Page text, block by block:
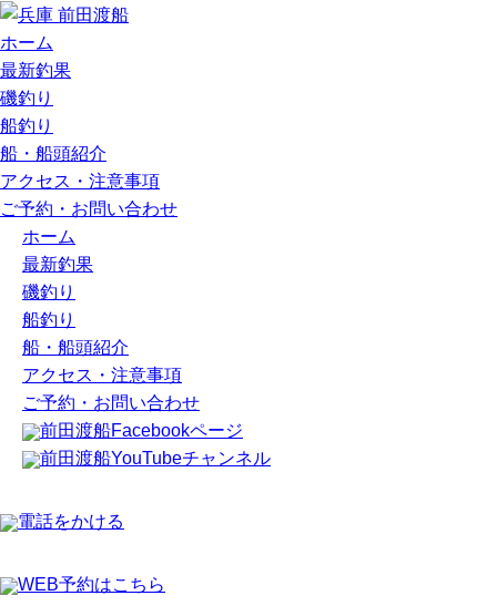
ホーム
最新釣果
磯釣り
船釣り
船・船頭紹介
アクセス・注意事項
ご予約・お問い合わせ
ホーム
最新釣果
磯釣り
船釣り
船・船頭紹介
アクセス・注意事項
ご予約・お問い合わせ
前田渡船Facebookページ
前田渡船YouTubeチャンネル
電話をかける
WEB予約はこちら